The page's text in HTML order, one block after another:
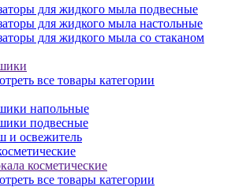
для жидкого мыла подвесные
для жидкого мыла настольные
для жидкого мыла со стаканом
все товары категории
напольные
подвесные
и освежитель
косметические
все товары категории